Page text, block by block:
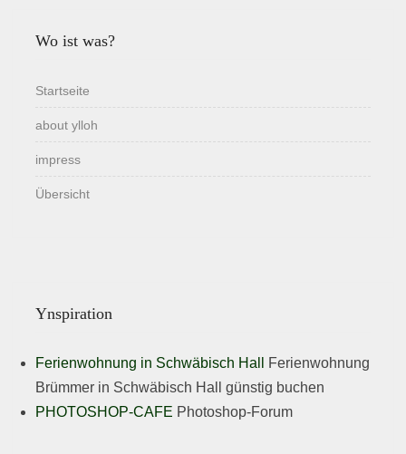
Wo ist was?
Startseite
about ylloh
impress
Übersicht
Ynspiration
Ferienwohnung in Schwäbisch Hall
Ferienwohnung
Brümmer in Schwäbisch Hall günstig buchen
PHOTOSHOP-CAFE Photoshop-Forum